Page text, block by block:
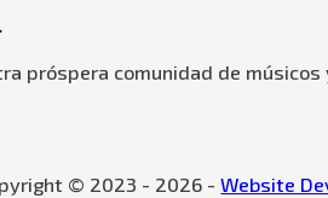
próspera comunidad de
© 2023 - 2026 -Website